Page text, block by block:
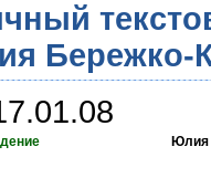
Бережко-
Юлия